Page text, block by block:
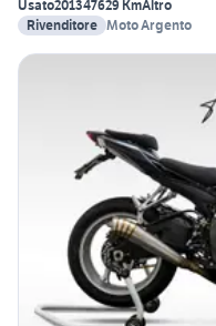
Usato201347629 KmAltro
Rivenditore Moto Argento